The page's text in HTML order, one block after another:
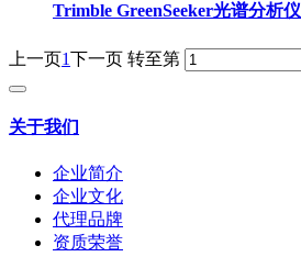
Trimble GreenSeeker光谱分析仪
上一页1下一页 转至第
关于我们
企业简介
企业文化
代理品牌
资质荣誉